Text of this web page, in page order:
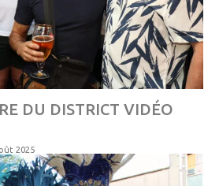
DU DISTRICT VIDÉO
2025